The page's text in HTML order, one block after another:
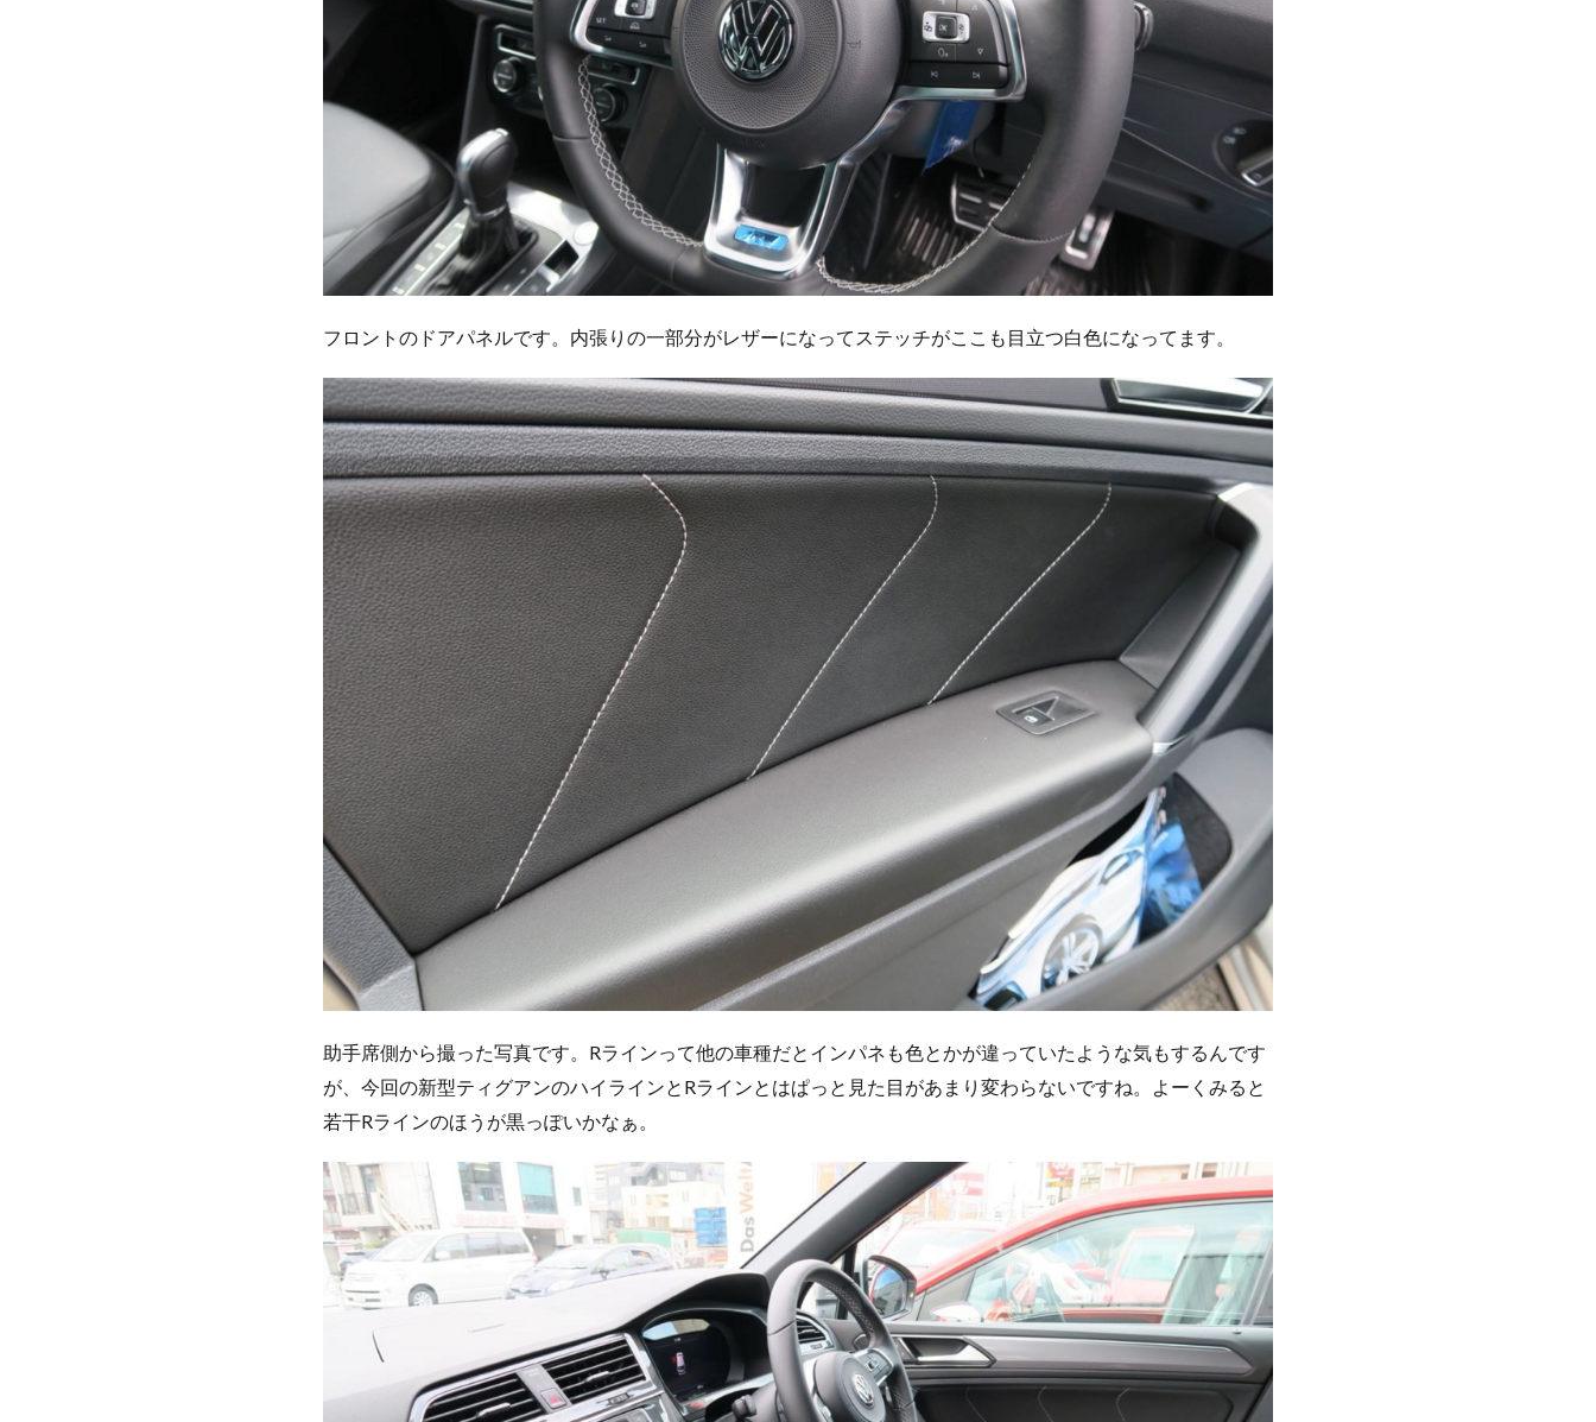
フロントのドアパネルです。内張りの一部分がレザーになってステッチがここも目立つ白色になってます。
助手席側から撮った写真です。Rラインって他の車種だとインパネも色とかが違っていたような気もするんです
が、今回の新型ティグアンのハイラインとRラインとはぱっと見た目があまり変わらないですね。よーくみると
若干Rラインのほうが黒っぽいかなぁ。